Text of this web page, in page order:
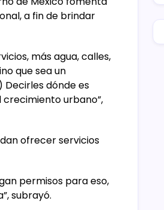
a fin de brindar
más agua, calles,
que sea un
dónde es
crecimiento urbano”,
ofrecer servicios
permisos para eso,
subrayó.